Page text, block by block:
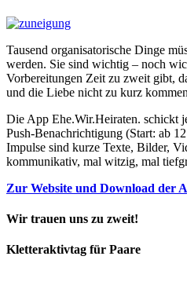
Tausend organisatorische Dinge
werden. Sie sind wichtig – noch
Vorbereitungen Zeit zu zweit gibt,
und die Liebe nicht zu kurz
Die App Ehe.Wir.Heiraten. schickt
Push-Benachrichtigung (Start: ab
Impulse sind kurze Texte, Bilder,
kommunikativ, mal witzig, mal
Zur Website und Download der
Wir trauen uns zu zweit!
Kletteraktivtag für Paare